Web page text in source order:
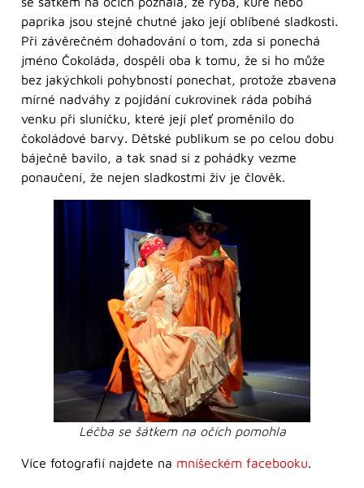
paprika jsou stejně chutné jako její oblíbené sladkosti.
Při závěrečném dohadování o tom, zda si ponechá
jméno Čokoláda, dospěli oba k tomu, že si ho může
bez jakýchkoli pohybností ponechat, protože zbavena
mírné nadváhy z pojídání cukrovinek ráda pobíhá
venku při sluníčku, které její pleť proměnilo do
čokoládové barvy. Dětské publikum se po celou dobu
báječně bavilo, a tak snad si z pohádky vezme
ponaučení, že nejen sladkostmi živ je člověk.
Léčba se šátkem na očích pomohla
Více fotografií najdete na mníšeckém facebooku